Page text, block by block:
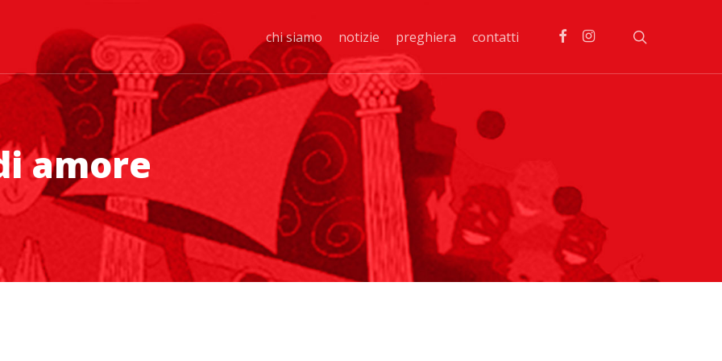
chi siamo notizie preghiera contatti facebookinstagram
amore